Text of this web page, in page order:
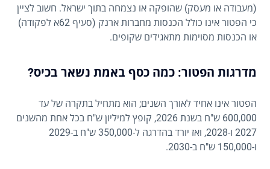
(מעבודה או מעסק) שהופקה או נצמחה בתוך ישראל. חשוב לציין
כי הפטור אינו כולל הכנסות מחברות ארנק (סעיף 62א לפקודה)
או הכנסות מסוימות מתאגידים שקופים.
מדרגות הפטור: כמה כסף באמת נשאר בכיס?
הפטור אינו אחיד לאורך השנים; הוא מתחיל בתקרה של עד
600,000 ש"ח בשנת 2026, קופץ למיליון ש"ח בכל אחת מהשנים
2027 ו-2028, ואז יורד בהדרגה ל-350,000 ש"ח ב-2029
ו-150,000 ש"ח ב-2030.